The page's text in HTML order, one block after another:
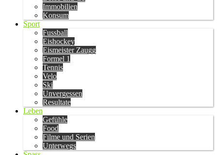
Immobilien
Konsum
Sport
Fussball
Eishockey
Eismeister Zaugg
Formel 1
Tennis
Velo
Ski
Unvergessen
Resultate
Leben
Gefühle
Food
Filme und Serien
Unterwegs